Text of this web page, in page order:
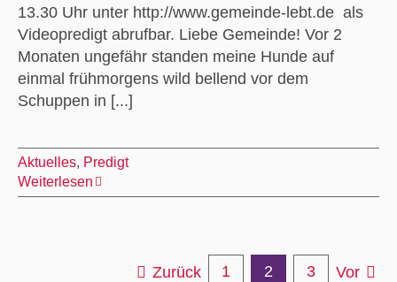
13.30 Uhr unter http://www.gemeinde-lebt.de als
Videopredigt abrufbar. Liebe Gemeinde! Vor 2
Monaten ungefähr standen meine Hunde auf
einmal frühmorgens wild bellend vor dem
Schuppen in [...]
Aktuelles, Predigt
Weiterlesen
Zurück 1 2 3 Vor